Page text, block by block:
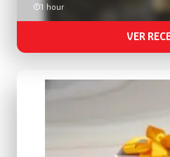
1 hour
VER